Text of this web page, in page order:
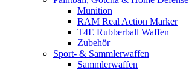
Munition
RAM Real Action Marker
T4E Rubberball Waffen
Zubehör
Sport- & Sammlerwaffen
Sammlerwaffen